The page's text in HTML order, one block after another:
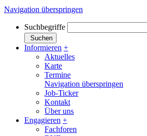
Navigation überspringen
Suchbegriffe
Suchen
Informieren +
Aktuelles
Karte
Termine
Navigation überspringen
Job-Ticker
Kontakt
Über uns
Engagieren +
Fachforen